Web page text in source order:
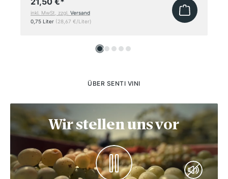
inkl. MwSt, zzgl. Versand
0,75 Liter (28,67 €/Liter)
ÜBER SENTI VINI
Wir stellen uns vor